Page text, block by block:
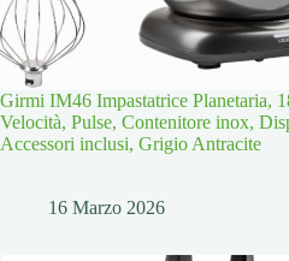
Girmi IM46 Impastatrice Planetaria,
Velocità, Pulse, Contenitore inox,
Accessori inclusi, Grigio Antracite
16 Marzo 2026